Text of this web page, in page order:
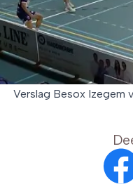
Verslag Besox Izegem